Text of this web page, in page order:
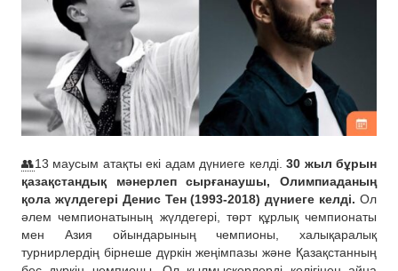
👥13 маусым атақты екі адам дүниеге келді. 30 жыл бұрын
қазақстандық мәнерлеп сырғанаушы, Олимпиаданың
қола жүлдегері Денис Тен (1993-2018) дүниеге келді. Ол
әлем чемпионатының жүлдегері, төрт құрлық чемпионаты
мен Азия ойындарының чемпионы, халықаралық
турнирлердің бірнеше дүркін жеңімпазы және Қазақстанның